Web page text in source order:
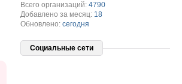
Всего организаций: 4790
Добавлено за месяц: 18
Обновлено: сегодня
Социальные сети